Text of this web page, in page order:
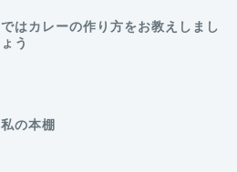
ではカレーの作り方をお教えしまし
ょう
私の本棚